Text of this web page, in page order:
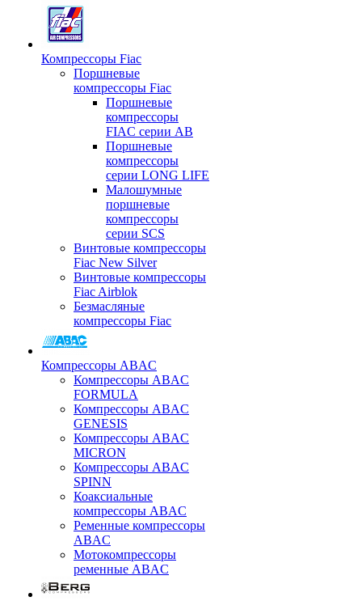
Компрессоры Fiac
Поршневые
компрессоры Fiac
Поршневые
компрессоры
FIAC серии AB
Поршневые
компрессоры
серии LONG LIFE
Малошумные
поршневые
компрессоры
серии SCS
Винтовые компрессоры
Fiac New Silver
Винтовые компрессоры
Fiac Airblok
Безмасляные
компрессоры Fiac
Компрессоры ABAC
Компрессоры ABAC
FORMULA
Компрессоры ABAC
GENESIS
Компрессоры ABAC
MICRON
Компрессоры ABAC
SPINN
Коаксиальные
компрессоры ABAC
Ременные компрессоры
ABAC
Мотокомпрессоры
ременные ABAC